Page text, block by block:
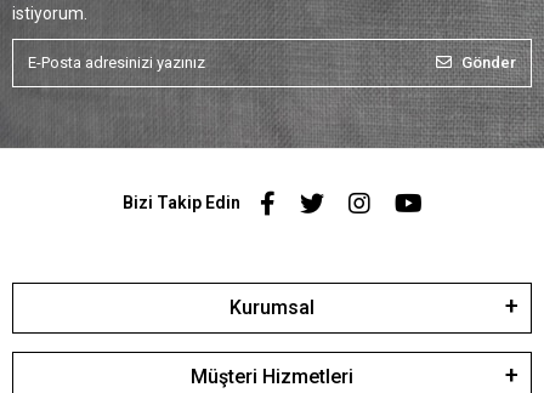
istiyorum.
Gönder
Bizi Takip Edin
Kurumsal
Müşteri Hizmetleri